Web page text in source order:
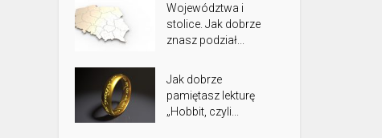
Województwa i
stolice. Jak dobrze
znasz podział...
Jak dobrze
pamiętasz lekturę
„Hobbit, czyli...